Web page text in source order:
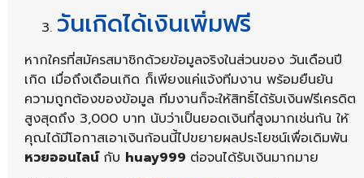
วันเกิดได้เงินเพิ่มฟรี
หากใครที่สมัครสมาชิกด้วยข้อมูลจริงในส่วนของ วันเดือนปี
เกิด เมื่อถึงเดือนเกิด ก็เพียงแค่แจ้งทีมงาน พร้อมยืนยัน
ความถูกต้องของข้อมูล ทีมงานก็จะให้สิทธิ์ได้รับเงินฟรีเครดิต
สูงสุดถึง 3,000 บาท นับว่าเป็นยอดเงินที่สูงมากเช่นกัน ให้
คุณได้มีโอกาสเอาเงินก้อนนี้ไปขยายผลประโยชน์เพื่อเดิมพัน
หวยออนไลน์ กับ huay999 ต่อจนได้รับเงินมากมาย